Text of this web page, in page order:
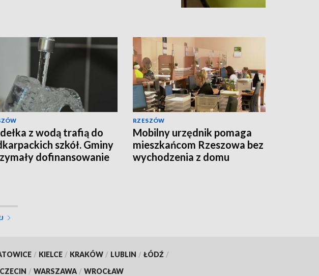
z wodą trafią do
szkół. Gminy
dofinansowanie
RZESZÓW
Mobilny urzędnik pomaga
mieszkańcom Rzeszowa bez
wychodzenia z domu
/ KIELCE / KRAKÓW / LUBLIN / ŁÓDŹ /
/ WARSZAWA / WROCŁAW